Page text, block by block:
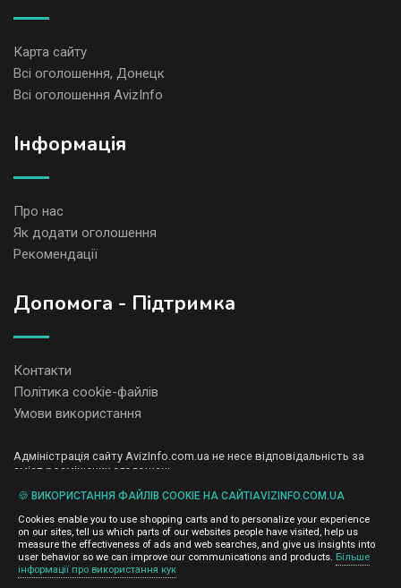
Карта сайту
Всі оголошення, Донецк
Всі оголошення AvizInfo
Iнформація
Про нас
Як додати оголошення
Рекомендації
Допомога - Підтримка
Контакти
Політика cookie-файлів
Умови використання
Адміністрація сайту AvizInfo.com.ua не несе відповідальність за
зміст розміщених оголошень.
і не продаємо особисту інформацію зареєстрованих користувачів
AvizInfo.com.ua третім особам. Ми не відповідаємо за правила
конфіденційності сайтів на які посилається AvizInfo.com.ua. На
деяких сторінках нашого сайту представлена реклама Google
Adsense Advertising Network. Щоб дізнатися детальніше про
правила конфіденційності Google
🍪 ВИКОРИСТАННЯ ФАЙЛІВ COOKIE НА САЙТІAVIZINFO.COM.UA
Cookies enable you to use shopping carts and to personalize your experience
on our sites, tell us which parts of our websites people have visited, help us
measure the effectiveness of ads and web searches, and give us insights into
user behavior so we can improve our communications and products. Більше
інформації про використання кук